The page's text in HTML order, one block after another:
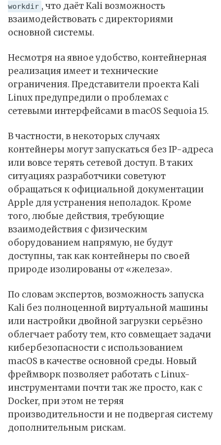
workdir , что даёт Kali возможность
взаимодействовать с директориями
основной системы.
Несмотря на явное удобство, контейнерная
реализация имеет и технические
ограничения. Представители проекта Kali
Linux предупредили о проблемах с
сетевыми интерфейсами в macOS Sequoia 15.
В частности, в некоторых случаях
контейнеры могут запускаться без IP-адреса
или вовсе терять сетевой доступ. В таких
ситуациях разработчики советуют
обращаться к официальной документации
Apple для устранения неполадок. Кроме
того, любые действия, требующие
взаимодействия с физическим
оборудованием напрямую, не будут
доступны, так как контейнеры по своей
природе изолированы от «железа».
По словам экспертов, возможность запуска
Kali без полноценной виртуальной машины
или настройки двойной загрузки серьёзно
облегчает работу тем, кто совмещает задачи
кибербезопасности с использованием
macOS в качестве основной среды. Новый
фреймворк позволяет работать с Linux-
инструментами почти так же просто, как с
Docker, при этом не теряя
производительности и не подвергая систему
дополнительным рискам.